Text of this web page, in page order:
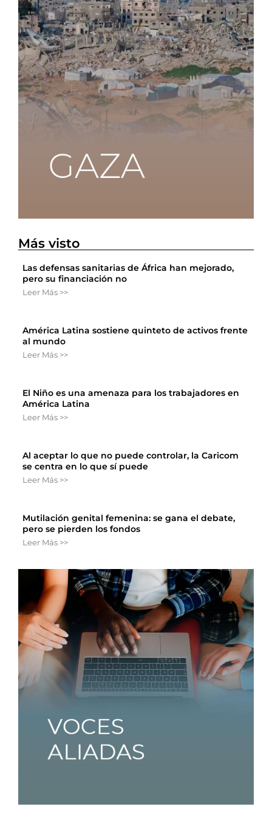
Más visto
Las defensas sanitarias de África han mejorado,
pero su financiación no
Leer Más >>
América Latina sostiene quinteto de activos frente
al mundo
Leer Más >>
El Niño es una amenaza para los trabajadores en
América Latina
Leer Más >>
Al aceptar lo que no puede controlar, la Caricom
se centra en lo que sí puede
Leer Más >>
Mutilación genital femenina: se gana el debate,
pero se pierden los fondos
Leer Más >>